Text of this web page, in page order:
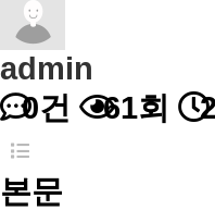
admin
0건
61회
본문